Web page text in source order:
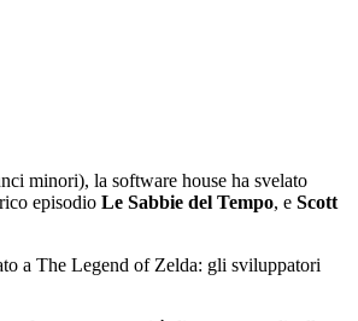
minori), la software house ha svelato
episodio Le Sabbie del Tempo, e Scott
a The Legend of Zelda: gli sviluppatori